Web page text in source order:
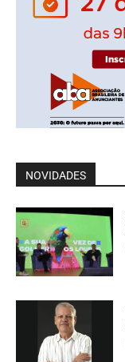
NOVIDADES